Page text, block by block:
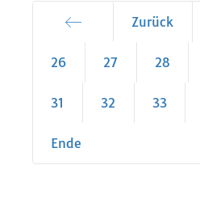
Start
Zurück
26 27 28
31 32 33
Ende